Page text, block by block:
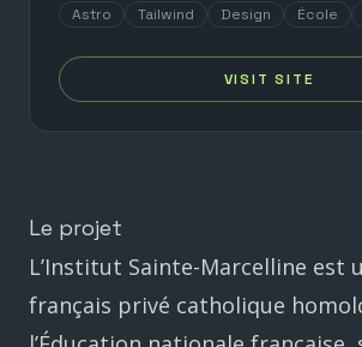
Astro
Tailwind Design École
VISIT SITE
Le projet
L’Institut Sainte-Marcelline est
français privé catholique